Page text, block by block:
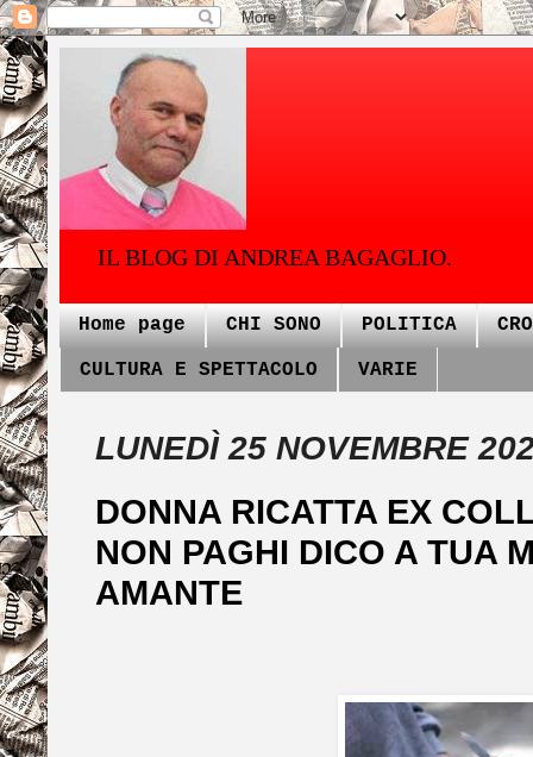
IL BLOG DI ANDREA BAGAGLIO.
Home page CHI SONO POLITICA
CULTURA E SPETTACOLO VARIE
LUNEDÌ 25 NOVEMBRE
DONNA RICATTA EX
NON PAGHI DICO A TUA
AMANTE